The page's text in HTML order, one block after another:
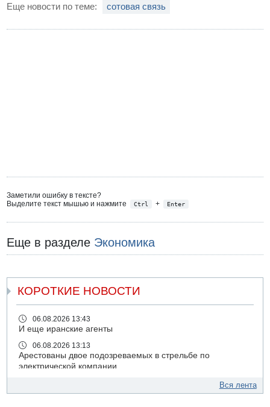
Еще новости по теме: сотовая связь
Заметили ошибку в тексте?
Выделите текст мышью и нажмите
Ctrl + Enter
Еще в разделе Экономика
КОРОТКИЕ НОВОСТИ
06.08.2026 13:43
И еще иранские агенты
06.08.2026 13:13
Арестованы двое подозреваемых в стрельбе по
электрической компании
Возле Кирьят-Арбы пожар на местности
Вся лента